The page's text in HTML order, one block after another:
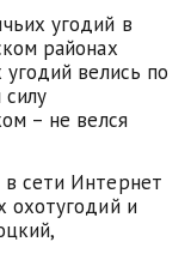
угодий в
районах
угодий велись по
– не велся
сети Интернет
охотугодий и